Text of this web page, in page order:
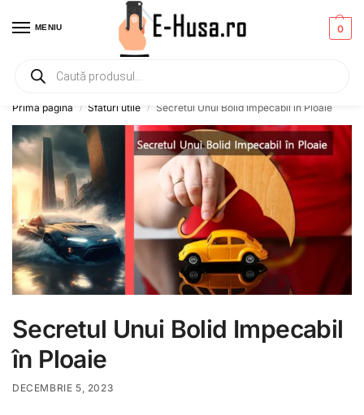
MENIU 0
Primesti un mic
Prima pagină / Sfaturi utile / Secretul Unui Bolid Impecabil în Ploaie
Secretul Unui Bolid Impecabil
în Ploaie
DECEMBRIE 5, 2023